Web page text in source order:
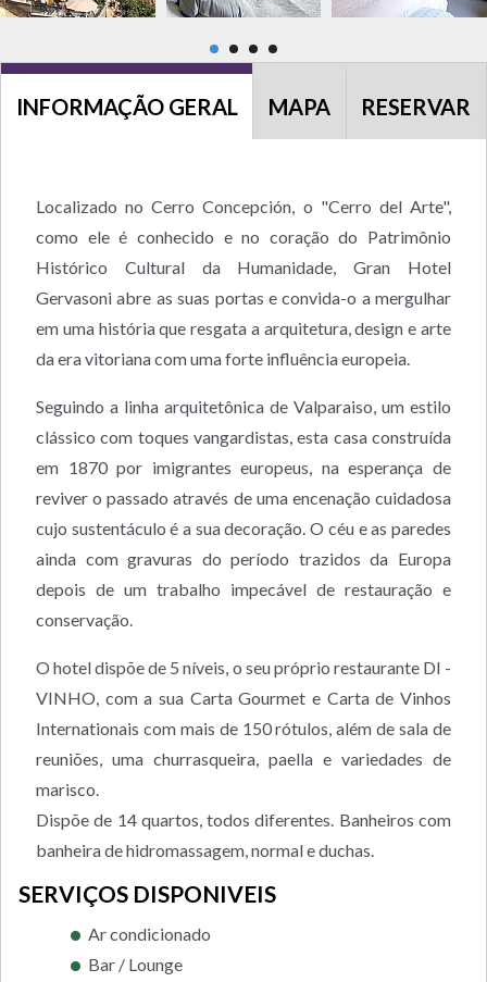
INFORMAÇÃO GERAL MAPA RESERVAR
Localizado no Cerro Concepción, o "Cerro del Arte",
como ele é conhecido e no coração do Patrimônio
Histórico Cultural da Humanidade, Gran Hotel
Gervasoni abre as suas portas e convida-o a mergulhar
em uma história que resgata a arquitetura, design e arte
da era vitoriana com uma forte influência europeia.
Seguindo a linha arquitetônica de Valparaiso, um estilo
clássico com toques vangardistas, esta casa construída
em 1870 por imigrantes europeus, na esperança de
reviver o passado através de uma encenação cuidadosa
cujo sustentáculo é a sua decoração. O céu e as paredes
ainda com gravuras do período trazidos da Europa
depois de um trabalho impecável de restauração e
conservação.
O hotel dispõe de 5 níveis, o seu próprio restaurante DI -
VINHO, com a sua Carta Gourmet e Carta de Vinhos
Internationais com mais de 150 rótulos, além de sala de
reuniões, uma churrasqueira, paella e variedades de
marisco.
Dispõe de 14 quartos, todos diferentes. Banheiros com
banheira de hidromassagem, normal e duchas.
SERVIÇOS DISPONIVEIS
Ar condicionado
Bar / Lounge